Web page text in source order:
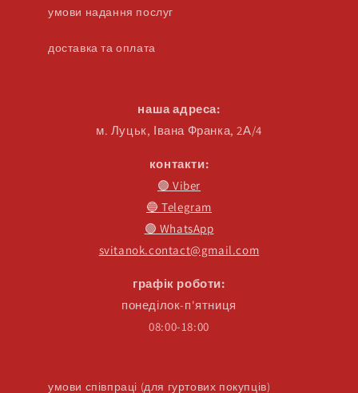
умови надання послуг
доставка та оплата
наша адреса:
м. Луцьк, Івана Франка, 2А/4
контакти:
🟣 Viber
🔵 Telegram
🟢 WhatsApp
svitanok.contact@gmail.com
графік роботи:
понеділок-п'ятниця
08:00-18:00
умови співпраці (для гуртових покупців)